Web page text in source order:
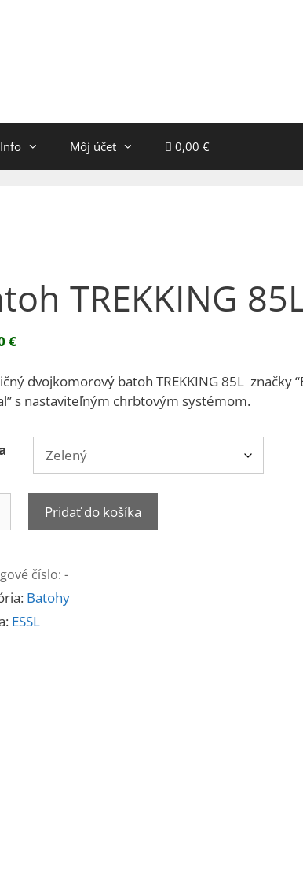
Info Môj účet 0,00 €
TREKKING
€
dvojkomorový batoh TREKKING 85L značky
s nastaviteľným chrbtovým systémom.
Pridať do košíka
číslo:-
Batohy
ESSL